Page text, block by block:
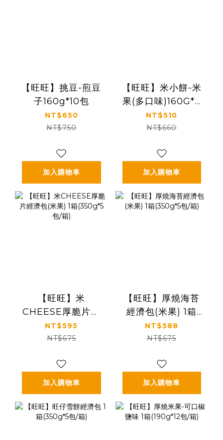
【旺旺】挑豆-煎豆
子160g*10包
NT$650
NT$750
加入購物車
【旺旺】米小餅-米
果(多口味)160G*6
包
NT$510
NT$660
加入購物車
【旺旺】米
CHEESE厚脆片經
濟包(米果) 1箱
(350g*5包/箱)
NT$595
NT$675
加入購物車
【旺旺】厚燒海苔
經濟包(米果) 1箱
(350g*5包/箱)
NT$588
NT$675
加入購物車